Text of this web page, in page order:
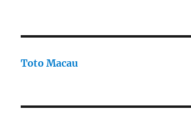
Toto Macau